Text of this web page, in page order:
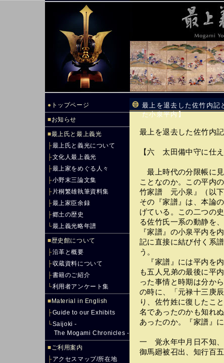
● トップページ
■お知らせ
■最上氏と最上義光
├最上氏と義光について
├文化人最上義光
├最上家をめぐる人々
├小野末三論文集
├ 片桐繁雄執筆資料集
├最上家臣余録
├郷土の歴史
└最上義光略年譜
■歴史館について
├沿革と概要
├収蔵資料について
├書籍のご紹介
└利用者アンケート集
■ Material in English
├Guide to our Exhibits
└Saijoki -
The Mogami Chronicles -
■ご利用案内
├アクセスマップ/所在地
最上を退去した佐竹内
た小泉平内】
最上を退去した佐竹内
【六 太田備中守に仕
最上時代の分限帳に
ことなのか。この平内
竹家譜 元小泉』（以下
その『家譜』は、本論
げている。この二つの
る佐竹氏一系の動静を
『家譜』の小泉平内を
記に直接に結び付く系
う。
『家譜』には平内を
も五人兄弟の最後に平
った事情と時期は分か
の時に、「元禄十三庚
り、佐竹姓に復したこ
名であったのかも知れ
あったのか。『家譜』
一 覚永年中月日不知、
御馬廻被召出、知行百